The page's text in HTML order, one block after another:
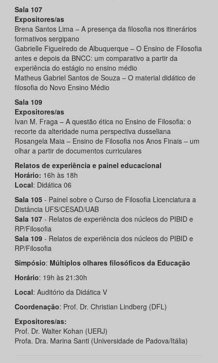
Sala 107
Expositores/as
Brena Santos Lima – A presença da filosofia nos itinerários
formativos sergipano
Gabrielle Figueiredo de Albuquerque – O Ensino de Filosofia
antes e depois da BNCC: um comparativo a partir da
experiência do estágio no ensino médio
Matheus Gabriel Santos de Souza – O material didático de
filosofia do Novo Ensino Médio
Sala 109
Expositores/as
Ivan M. Fraga – A questão ética no Ensino de Filosofia: o
recorte da alteridade numa perspectiva dusseliana
Rosangela Maia – Ensino de Filosofia nos Anos Finais – um
olhar a partir de documentos curriculares
Relatos de experiência e painel educacional
Horário: 16h às 18h
Local: Didática 06
Sala 105 - Painel sobre o Curso de Filosofia Licenciatura a
Distância UFS/CESAD/UAB
Sala 107 - Relatos de experiência dos núcleos do PIBID e
RP/Filosofia
Sala 109 - Relatos de experiência dos núcleos do PIBID e
RP/Filosofia
Simpósio: Múltiplos olhares filosóficos da Educação
Horário: 19h às 21:30h
Local: Auditório da Didática V
Coordenação: Prof. Dr. Christian Lindberg (DFL)
Expositores/as:
Prof. Dr. Walter Kohan (UERJ)
Profa. Dra. Marina Santi (Universidade de Padova/Itália)